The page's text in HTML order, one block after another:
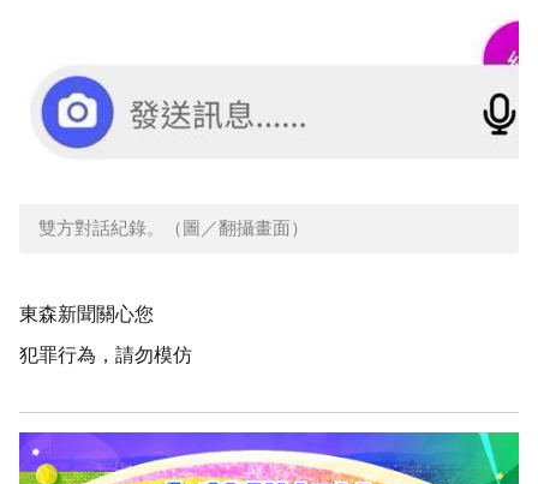
雙方對話紀錄。（圖／翻攝畫面）
東森新聞關心您
犯罪行為，請勿模仿